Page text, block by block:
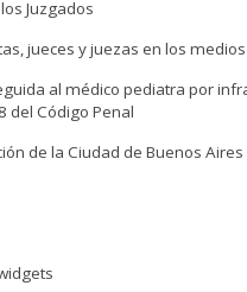
Juzgados
jueces y juezas en los medios
al médico pediatra por
del Código Penal
de la Ciudad de Buenos Aires